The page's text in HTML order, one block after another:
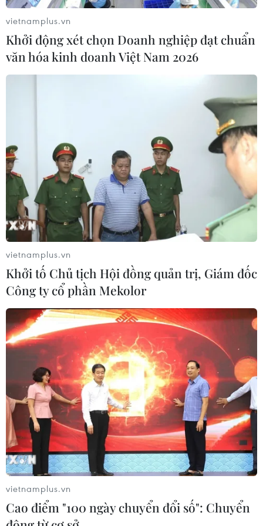
Italy: Hai trận động đất liên tiếp làm
rung chuyển khu vực gần tháp
nghiêng Pisa
04/08/2026 14:24
Báo động xu hướng gia tăng người
trẻ mắc ung thư
04/08/2026 14:10
Hàn Quốc ban hành cảnh báo nắng
nóng cao nhất tại thủ đô Seoul
04/08/2026 12:37
Trung Quốc duy trì cảnh báo mưa
lớn và dông mạnh
04/08/2026 11:59
“Tỏa sáng Nghị lực Việt” 2026 đồng
hành cùng thanh niên khuyết tật
vietnamplus.vn
Khởi động xét chọn Doanh nghiệp đạt chuẩn
văn hóa kinh doanh Việt Nam 2026
vietnamplus.vn
Khởi tố Chủ tịch Hội đồng quản trị, Giám đốc
Công ty cổ phần Mekolor
vietnamplus.vn
Cao điểm "100 ngày chuyển đổi số": Chuyển